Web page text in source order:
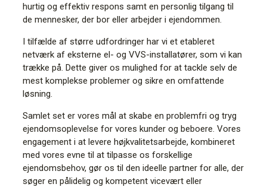
hurtig og effektiv respons samt en personlig tilgang til
de mennesker, der bor eller arbejder i ejendommen.
I tilfælde af større udfordringer har vi et etableret
netværk af eksterne el- og VVS-installatører, som vi kan
trække på. Dette giver os mulighed for at tackle selv de
mest komplekse problemer og sikre en omfattende
løsning.
Samlet set er vores mål at skabe en problemfri og tryg
ejendomsoplevelse for vores kunder og beboere. Vores
engagement i at levere højkvalitetsarbejde, kombineret
med vores evne til at tilpasse os forskellige
ejendomsbehov, gør os til den ideelle partner for alle, der
søger en pålidelig og kompetent vicevært eller